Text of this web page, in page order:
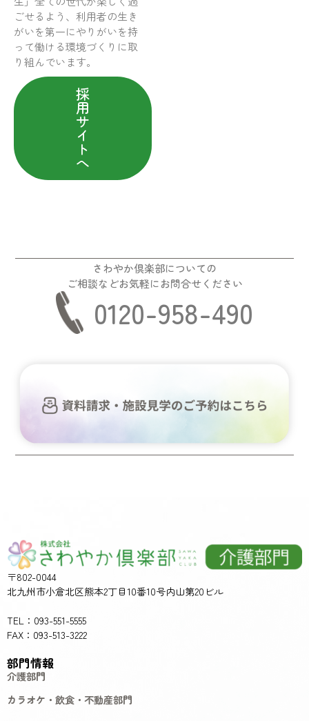
ごせるよう、利用者の生き
がいを第一にやりがいを持
って働ける環境づくりに取
り組んでいます。
採
用
サ
イ
ト
へ
さわやか倶楽部についての
ご相談などお気軽にお問合せください
0120-958-490
〒802-0044
北九州市小倉北区熊本2丁目10番10号内山第20ビル
TEL：093-551-5555
FAX：093-513-3222
部門情報
介護部門
カラオケ・飲食・不動産部門